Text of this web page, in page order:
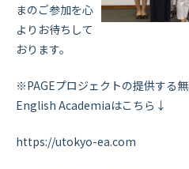
まのご参加を心
よりお待ちして
おります。
※PAGEプロジェクトの提供する
English Academiaはこちら↓
https://utokyo-ea.com